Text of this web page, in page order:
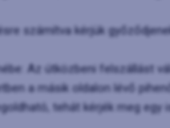
számítva kérjük
Az útközbeni felszállást
a másik oldalon lévő
tehát kérjék meg